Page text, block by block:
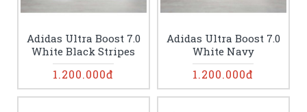
Adidas Ultra Boost 7.0
White Black Stripes
1.200.000đ
Adidas Ultra Boost 7.0
White Navy
1.200.000đ